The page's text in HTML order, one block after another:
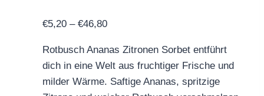
€5,20 – €46,80Preisspanne:
bis
€46,80
Rotbusch Ananas Zitronen Sorbet entführt
dich in eine Welt aus fruchtiger Frische und
milder Wärme. Saftige Ananas, spritzige